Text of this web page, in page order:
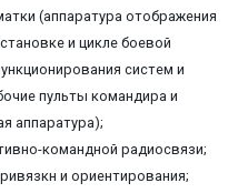
(аппаратура отображения
и цикле боевой
систем и
пульты командира и
аппаратура);
командной радиосвязи;
и ориентирования;